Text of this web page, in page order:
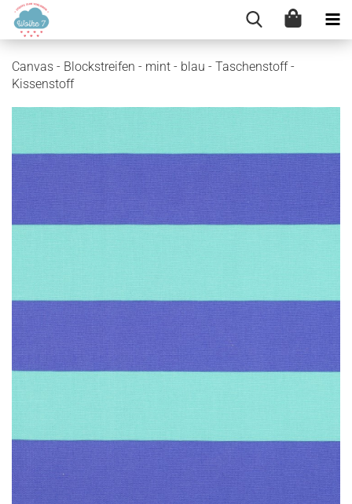
Canvas - Blockstreifen - mint - blau - Taschenstoff -
Kissenstoff